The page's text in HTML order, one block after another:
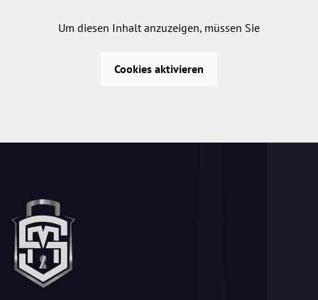
Um diesen Inhalt anzuzeigen, müssen Sie
Cookies aktivieren